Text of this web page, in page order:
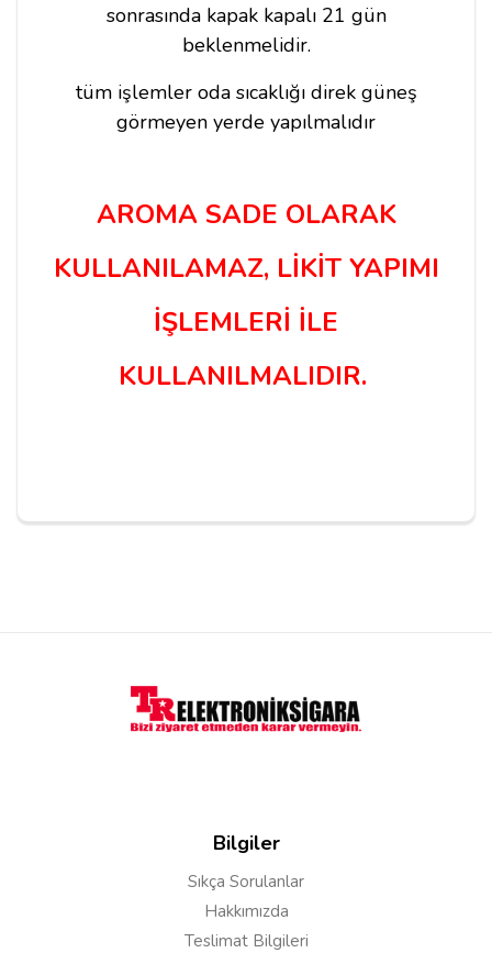
sonrasında kapak kapalı 21 gün
beklenmelidir.
tüm işlemler oda sıcaklığı direk güneş
görmeyen yerde yapılmalıdır
AROMA SADE OLARAK
KULLANILAMAZ, LİKİT YAPIMI
İŞLEMLERİ İLE
KULLANILMALIDIR.
Bilgiler
Sıkça Sorulanlar
Hakkımızda
Teslimat Bilgileri